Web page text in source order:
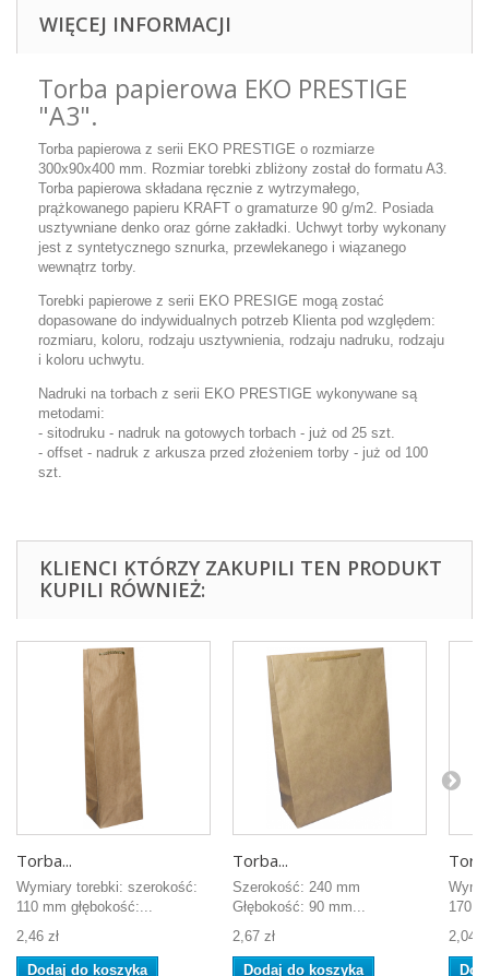
WIĘCEJ INFORMACJI
Torba papierowa EKO PRESTIGE
"A3".
Torba papierowa z serii EKO PRESTIGE o rozmiarze
300x90x400 mm. Rozmiar torebki zbliżony został do formatu A3.
Torba papierowa składana ręcznie z wytrzymałego,
prążkowanego papieru KRAFT o gramaturze 90 g/m2. Posiada
usztywniane denko oraz górne zakładki. Uchwyt torby wykonany
jest z syntetycznego sznurka, przewlekanego i wiązanego
wewnątrz torby.
Torebki papierowe z serii EKO PRESIGE mogą zostać
dopasowane do indywidualnych potrzeb Klienta pod względem:
rozmiaru, koloru, rodzaju usztywnienia, rodzaju nadruku, rodzaju
i koloru uchwytu.
Nadruki na torbach z serii EKO PRESTIGE wykonywane są
metodami:
- sitodruku - nadruk na gotowych torbach - już od 25 szt.
- offset - nadruk z arkusza przed złożeniem torby - już od 100
szt.
KLIENCI KTÓRZY ZAKUPILI TEN PRODUKT
KUPILI RÓWNIEŻ:
Torba...
Wymiary torebki: szerokość:
110 mm głębokość:...
2,46 zł
Dodaj do koszyka
Torba...
Szerokość: 240 mm
Głębokość: 90 mm...
2,67 zł
Dodaj do koszyka
170
2,04